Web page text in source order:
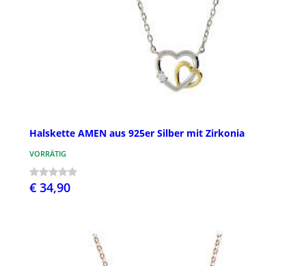
Halskette AMEN aus 925er Silber mit Zirkonia
VORRÄTIG
€ 34,90